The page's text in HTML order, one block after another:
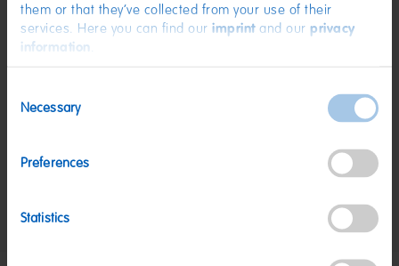
them or that they’ve collected from your use of their
services. Here you can find our imprintand our privacy
information
Selection
Necessary
Preferences
Statistics
Fett: <0,5 g
davon gesättigte Fettsäuren:
davon Zucker:
Salz:
Hersteller:
HARIBO, 67, boulevard du Capitaine Gèze, 13014 Marseille,